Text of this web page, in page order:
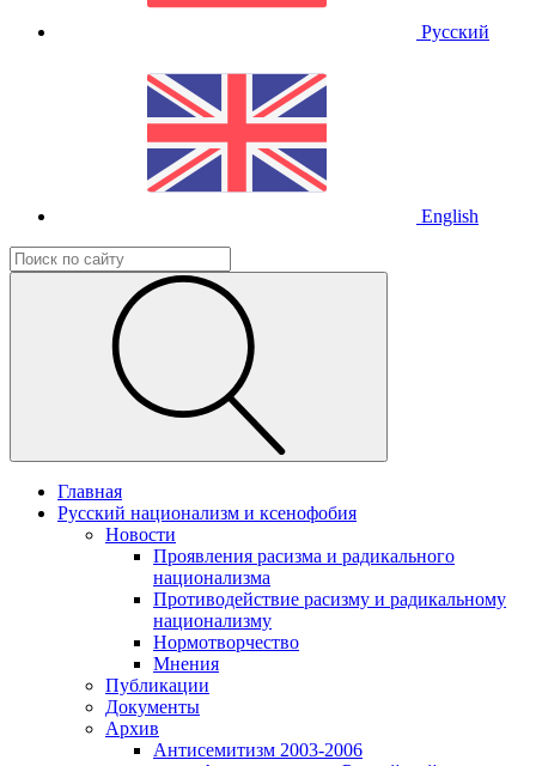
Русский
English
Главная
Русский национализм и ксенофобия
Новости
Проявления расизма и радикального
национализма
Противодействие расизму и радикальному
национализму
Нормотворчество
Мнения
Публикации
Документы
Архив
Антисемитизм 2003-2006